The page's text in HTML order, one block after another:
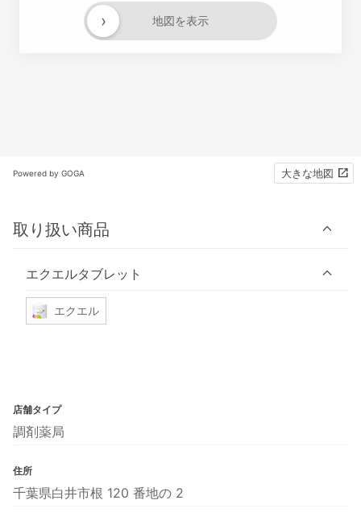
地図を表示
›
Powered by GOGA 大きな地図
取り扱い商品
エクエルタブレット
エクエル
店舗タイプ
調剤薬局
住所
千葉県白井市根 120 番地の 2